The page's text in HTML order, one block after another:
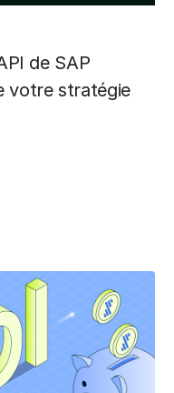
de SAP
votre stratégie